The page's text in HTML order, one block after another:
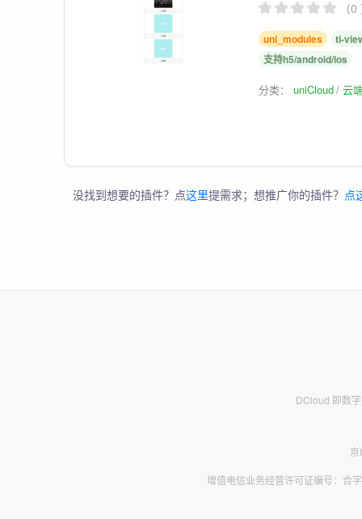
（
uni_modules
ti-
支持h5/android/ios
分类：uniCloud 云
没找到想要的插件？点这里提需求；想推广你的插件？ 点
DCloud 即数
增值电信业务经营许可证编号：合